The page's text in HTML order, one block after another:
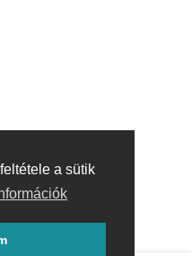
a sütik